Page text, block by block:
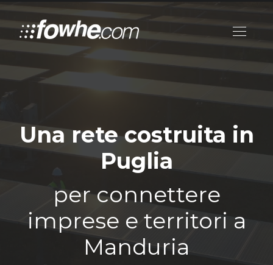
Una rete costruita in
Puglia
per connettere
imprese e territori a
Manduria